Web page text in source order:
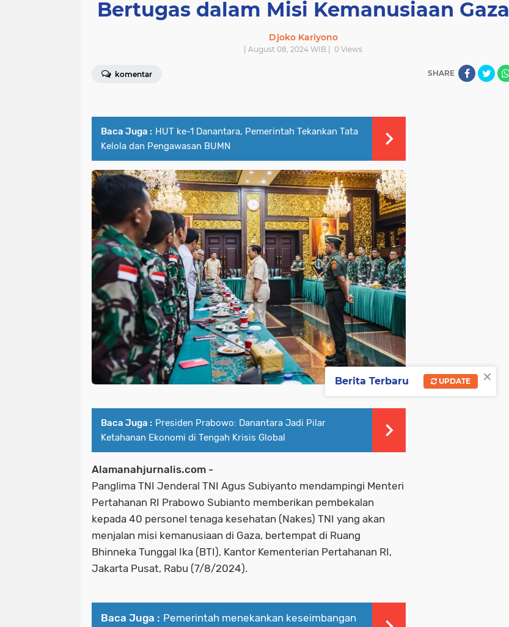
Bertugas dalam Misi Kemanusiaan Gaza
Djoko Kariyono
| August 08, 2024 WIB | 0 Views
komentar SHARE
Baca Juga : HUT ke-1 Danantara, Pemerintah Tekankan Tata
Kelola dan Pengawasan BUMN
Baca Juga : Presiden Prabowo: Danantara Jadi Pilar
Ketahanan Ekonomi di Tengah Krisis Global
Alamanahjurnalis.com -
Panglima TNI Jenderal TNI Agus Subiyanto mendampingi Menteri
Pertahanan RI Prabowo Subianto memberikan pembekalan
kepada 40 personel tenaga kesehatan (Nakes) TNI yang akan
menjalan misi kemanusiaan di Gaza, bertempat di Ruang
Bhinneka Tunggal Ika (BTI), Kantor Kementerian Pertahanan RI,
Jakarta Pusat, Rabu (7/8/2024).
Baca Juga : Pemerintah menekankan keseimbangan
×
Berita Terbaru UPDATE